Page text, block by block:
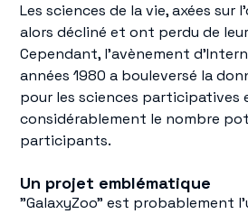
Les sciences de la vie, axées
alors décliné et ont perdu de
Cependant, l'avènement
années 1980 a bouleversé la
pour les sciences participatives
considérablement le nombre
participants.
Un projet emblématique
"GalaxyZoo" est probablement